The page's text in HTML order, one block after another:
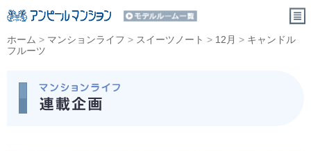
ホーム > マンションライフ > スイーツノート > 12月 > キャンドル
フルーツ